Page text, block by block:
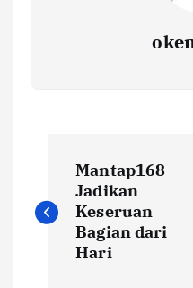
o
Mantap168
Jadikan
Keseruan
Bagian dari
Hari